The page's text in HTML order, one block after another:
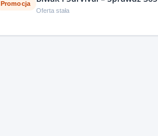
Promocja
Oferta stała